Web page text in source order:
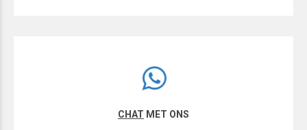
CHAT MET ONS